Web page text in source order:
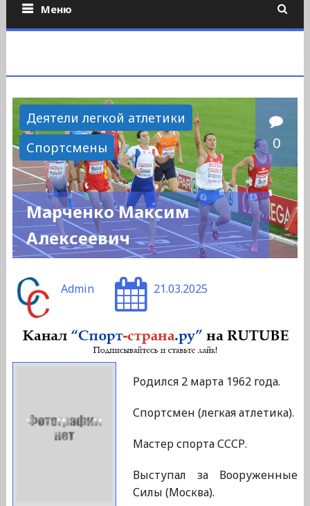
Меню
Деятели легкой атлетики
Спортсмены
0
Марченко Максим
Алексеевич
Admin 21.03.2025
Родился 2 марта 1962 года.
Спортсмен (легкая атлетика).
Мастер спорта СССР.
Выступал за Вооруженные
Силы (Москва).